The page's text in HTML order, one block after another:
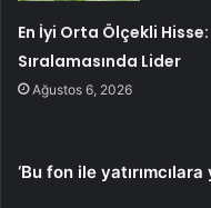
En İyi Orta Ölçekli
Sıralamasında Lider
Ağustos 6, 2026
‘Bu fon ile